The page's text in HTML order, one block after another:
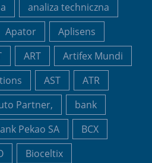
analiza techniczna
Apator
Aplisens
ART
Artifex Mundi
AST
ATR
Partner,
bank
Pekao SA
BCX
Bioceltix